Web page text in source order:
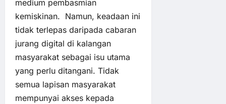
medium pembasmian
kemiskinan. Namun, keadaan ini
tidak terlepas daripada cabaran
jurang digital di kalangan
masyarakat sebagai isu utama
yang perlu ditangani. Tidak
semua lapisan masyarakat
mempunyai akses kepada